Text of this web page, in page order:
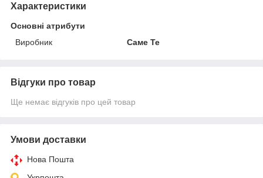
Характеристики
Основні атрибути
Виробник
Саме Те
Відгуки про товар
Ще немає відгуків про цей товар
Умови доставки
Нова Пошта